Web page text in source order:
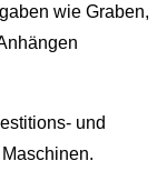
wie Graben,
und